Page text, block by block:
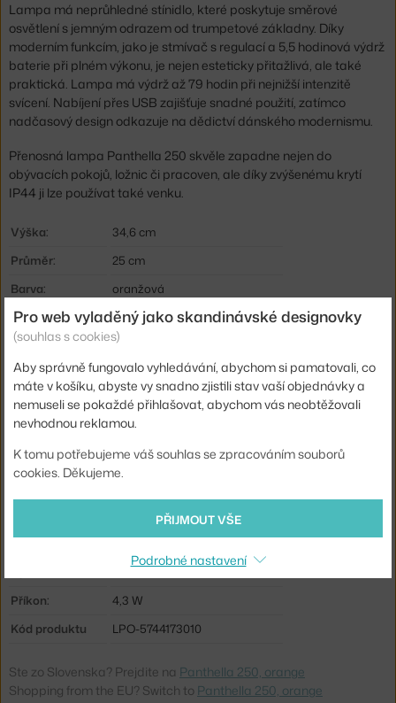
Lampa má neprůhledné stínidlo, které poskytuje směrové
osvětlení s jemným odrazem od trumpetové základny. Díky
moderním funkcím, jako je stmívač s regulací a 5,5 hodinová výdrž
baterie při plném výkonu, je nejen esteticky přitažlivá, ale také
praktická. Lampa má výdrž až 79 hodin při nejnižší intenzitě
svícení. Nabíjení přes USB zajišťuje snadné použití, zatímco
nadčasový design odkazuje na dědictví dánského modernismu.
Přenosná lampa Panthella 250 skvěle zapadne nejen do
obývacích pokojů, ložnic či pracoven, ale díky zvýšenému krytí
IP44 ji lze používat také venku.
Výška:
34,6 cm
Průměr:
25 cm
Barva:
oranžová
Materiál:
chrom, polykarbonát
Krytí:
IP44
Hlavní materiál:
plast
Světelný tok:
225 lm
Patice / zdroj:
vestavěný LED zdroj
Stmívatelné:
ano
ano, vestavěný
5,5 h
Příkon:
4,3 W
Kód produktu
LPO-5744173010
Ste zo Slovenska? Prejdite na Panthella 250, orange
Shopping from the EU? Switch to Panthella 250, orange
Pro web vyladěný jako skandinávské designovky
(souhlas s cookies)
Aby správně fungovalo vyhledávání, abychom si pamatovali, co
máte v košíku, abyste vy snadno zjistili stav vaší objednávky a
nemuseli se pokaždé přihlašovat, abychom vás neobtěžovali
nevhodnou reklamou.
K tomu potřebujeme váš souhlas se zpracováním souborů
cookies. Děkujeme.
PŘIJMOUT VŠE
Podrobné nastavení